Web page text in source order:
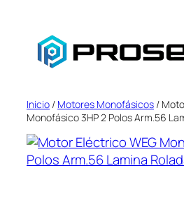
contenido
Inicio / Motores Monofásicos /
Monofásico 3HP 2 Polos Arm.56